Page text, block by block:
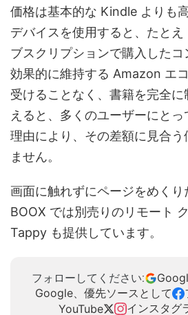
価格は基本的な Kindle よりも
デバイスを使用すると、たと
ブスクリプションで購入した
効果的に維持する Amazon エ
受けることなく、書籍を完全
えると、多くのユーザーにと
理由により、その差額に見合
ません。
画面に触れずにページをめくり
BOOX では別売りのリモート
Tappy も提供しています。
フォローしてください:
Google、優先ソースとして
YouTube
インスタグ